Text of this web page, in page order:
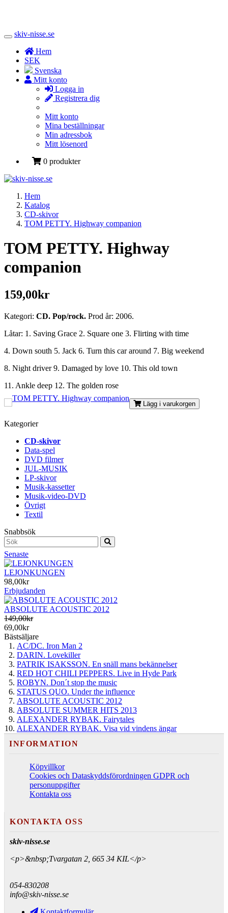
Toggle
Navigation
skiv-nisse.se
Hem
SEK
Svenska
Mitt konto
Logga in
Registrera dig
Mitt konto
Mina beställningar
Min adressbok
Mitt lösenord
0 produkter
Hem
Katalog
CD-skivor
TOM PETTY. Highway companion
TOM PETTY. Highway
companion
159,00kr
Kategori: CD. Pop/rock. Prod år: 2006.
Låtar: 1. Saving Grace 2. Square one 3. Flirting with time
4. Down south 5. Jack 6. Turn this car around 7. Big weekend
8. Night driver 9. Damaged by love 10. This old town
11. Ankle deep 12. The golden rose
Lägg i varukorgen
Kategorier
CD-skivor
Data-spel
DVD filmer
JUL-MUSIK
LP-skivor
Musik-kassetter
Musik-video-DVD
Övrigt
Textil
Snabbsök
Senaste
LEJONKUNGEN
98,00kr
Erbjudanden
ABSOLUTE ACOUSTIC 2012
149,00kr
69,00kr
Bästsäljare
AC/DC. Iron Man 2
DARIN. Lovekiller
PATRIK ISAKSSON. En snäll mans bekännelser
RED HOT CHILI PEPPERS. Live in Hyde Park
ROBYN. Don´t stop the music
STATUS QUO. Under the influence
ABSOLUTE ACOUSTIC 2012
ABSOLUTE SUMMER HITS 2013
ALEXANDER RYBAK. Fairytales
ALEXANDER RYBAK. Visa vid vindens ängar
INFORMATION
Köpvillkor
Cookies och Dataskyddsförordningen GDPR och
personuppgifter
Kontakta oss
KONTAKTA OSS
skiv-nisse.se
<p>&nbsp;Tvargatan 2, 665 34 KIL</p>
054-830208
info@skiv-nisse.se